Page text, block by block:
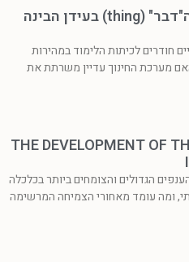
חינוך בצומת דרכים: כיתת ה"דבר" (thing) בעידן הבינה
חודרים לכיתות הלימוד במהירות
מערכת החינוך עדיין משרתת את
THE DEVELOPMENT OF
הגדולים והצומחים ביותר בכלכלה
ומה עומד מאחורי הצמיחה המרשימה